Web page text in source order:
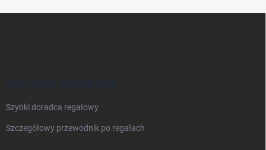
WSZYSTKO O REGAŁACH
Szybki doradca regałowy
Szczegółowy przewodnik po regałach